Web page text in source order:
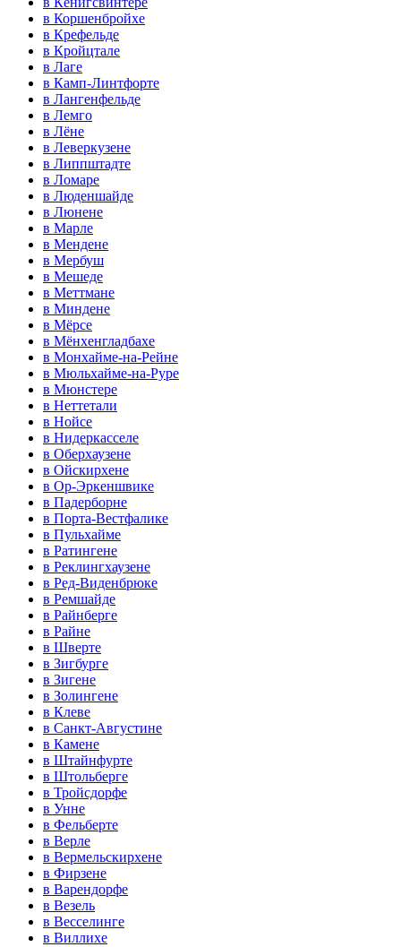
в Коршенбройхе
в Крефельде
в Кройцтале
в Лаге
в Камп-Линтфорте
в Лангенфельде
в Лемго
в Лёне
в Леверкузене
в Липпштадте
в Ломаре
в Люденшайде
в Люнене
в Марле
в Мендене
в Мербуш
в Мешеде
в Меттмане
в Миндене
в Мёрсе
в Мёнхенгладбахе
в Монхайме-на-Рейне
в Мюльхайме-на-Руре
в Мюнстере
в Неттетали
в Нойсе
в Нидеркасселе
в Оберхаузене
в Ойскирхене
в Ор-Эркеншвике
в Падерборне
в Порта-Вестфалике
в Пульхайме
в Ратингене
в Реклингхаузене
в Ред-Виденбрюке
в Ремшайде
в Райнберге
в Райне
в Шверте
в Зигбурге
в Зигене
в Золингене
в Клеве
в Санкт-Августине
в Камене
в Штайнфурте
в Штольберге
в Тройсдорфе
в Унне
в Фельберте
в Верле
в Вермельскирхене
в Фирзене
в Варендорфе
в Везель
в Весселинге
в Виллихе